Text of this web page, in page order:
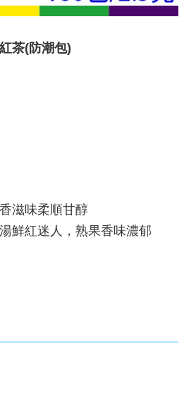
茶(防潮包)
滋味柔順甘醇
鮮紅迷人，熟果香味濃郁